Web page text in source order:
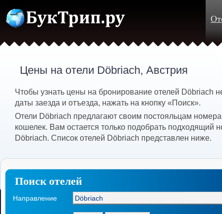
Цены на отели Döbriach, Австрия
Чтобы узнать цены на бронирование отелей Döbriach
даты заезда и отъезда, нажать на кнопку «Поиск».
Отели Döbriach предлагают своим постояльцам
кошелек. Вам остается только подобрать подходящий
Döbriach. Список отелей Döbriach представлен ниже.
Поиск отелей
Направление